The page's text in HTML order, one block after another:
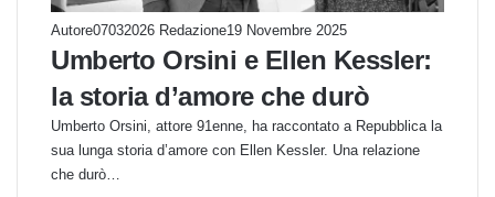
Autore07032026 Redazione19 Novembre 2025
Umberto Orsini e Ellen Kessler:
la storia d’amore che durò
Umberto Orsini, attore 91enne, ha raccontato a Repubblica la
sua lunga storia d’amore con Ellen Kessler. Una relazione
che durò…